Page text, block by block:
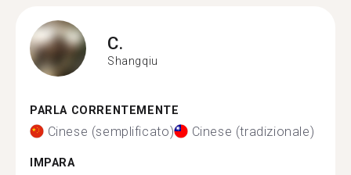
C.
Shangqiu
PARLA CORRENTEMENTE
Cinese (semplificato) Cinese (tradizionale)
IMPARA